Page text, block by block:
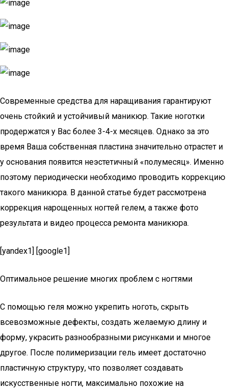
Современные средства для наращивания гарантируют
очень стойкий и устойчивый маникюр. Такие ноготки
продержатся у Вас более 3-4-х месяцев. Однако за это
время Ваша собственная пластина значительно отрастет и
у основания появится неэстетичный «полумесяц». Именно
поэтому периодически необходимо проводить коррекцию
такого маникюра. В данной статье будет рассмотрена
коррекция нарощенных ногтей гелем, а также фото
результата и видео процесса ремонта маникюра.
[yandex1] [google1]
Оптимальное решение многих проблем с ногтями
С помощью геля можно укрепить ноготь, скрыть
всевозможные дефекты, создать желаемую длину и
форму, украсить разнообразными рисунками и многое
другое. После полимеризации гель имеет достаточно
пластичную структуру, что позволяет создавать
искусственные ногти, максимально похожие на